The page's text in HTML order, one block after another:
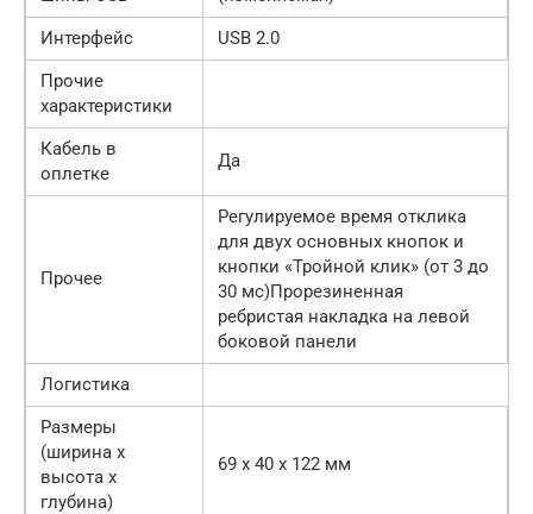
Интерфейс
USB 2.0
Прочие
характеристики
Кабель в
оплетке
Да
Прочее
Регулируемое время отклика
для двух основных кнопок и
кнопки «Тройной клик» (от 3 до
30 мс)Прорезиненная
ребристая накладка на левой
боковой панели
Логистика
Размеры
(ширина x
высота x
глубина)
69 x 40 x 122 мм